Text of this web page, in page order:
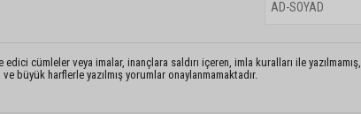
cümleler veya imalar, inançlara saldırı içeren, imla kuralları ile yazılmamış,
büyük harflerle yazılmış yorumlar onaylanmamaktadır.